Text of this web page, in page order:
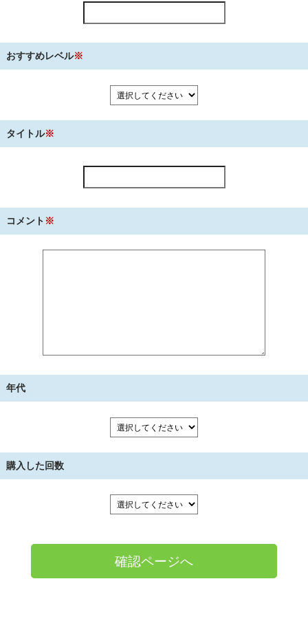
おすすめレベル※
タイトル※
コメント ※
年代
購入した回数